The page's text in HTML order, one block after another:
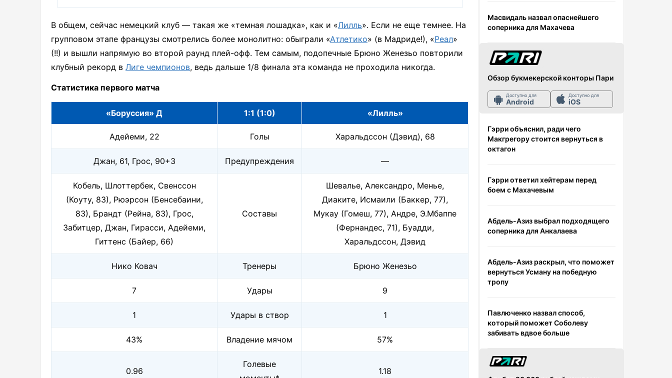
В общем, сейчас немецкий клуб — такая же «темная лошадка», как и «Лилль». Если не еще темнее. На
групповом этапе французы смотрелись более монолитно: обыграли «Атлетико» (в Мадриде!), «Реал»
(!!) и вышли напрямую во второй раунд плей-офф. Тем самым, подопечные Брюно Женезьо повторили
клубный рекорд в Лиге чемпионов, ведь дальше 1/8 финала эта команда не проходила никогда.
Статистика первого матча
«Боруссия» Д 1:1 (1:0) «Лилль»
Адейеми, 22 Голы Харальдссон (Дэвид), 68
Джан, 61, Грос, 90+3 Предупреждения —
Кобель, Шлоттербек, Свенссон
(Коуту, 83), Рюэрсон (Бенсебаини,
83), Брандт (Рейна, 83), Грос,
Забитцер, Джан, Гирасси, Адейеми,
Гиттенс (Байер, 66)
Составы
Шевалье, Александро, Менье,
Диаките, Исмаили (Баккер, 77),
Мукау (Гомеш, 77), Андре, Э.Мбаппе
(Фернандес, 71), Буадди,
Харальдссон, Дэвид
Нико Ковач Тренеры Брюно Женезьо
7 Удары 9
1 Удары в створ 1
43% Владение мячом 57%
0.96
Голевые
1.18
Масвидаль назвал опаснейшего
соперника для Махачева
Обзор букмекерской конторы Пари
Доступно для
Android
Доступно для
iOS
Гэрри объяснил, ради чего
Макгрегору стоится вернуться в
октагон
Гэрри ответил хейтерам перед
боем с Махачевым
Абдель-Азиз выбрал подходящего
соперника для Анкалаева
Абдель-Азиз раскрыл, что поможет
вернуться Усману на победную
тропу
Павлюченко назвал способ,
который поможет Соболеву
забивать вдвое больше